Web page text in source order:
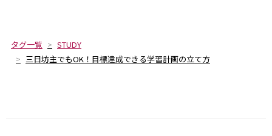
タグ一覧
STUDY
三日坊主でもOK！目標達成できる学習計画の立て方